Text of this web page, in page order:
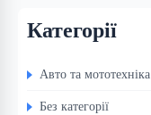
Категорії
Авто та мототехніка
Без категорії